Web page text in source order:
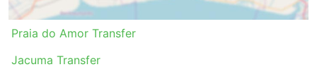
Praia do Amor Transfer
Jacuma Transfer